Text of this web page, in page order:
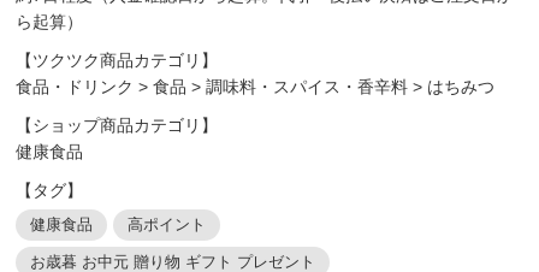
ら起算）
【ツクツク商品カテゴリ】
食品・ドリンク >食品 >調味料・スパイス・香辛料 > はちみつ
【ショップ商品カテゴリ】
健康食品
【タグ】
健康食品 高ポイント
お歳暮 お中元 贈り物 ギフト プレゼント